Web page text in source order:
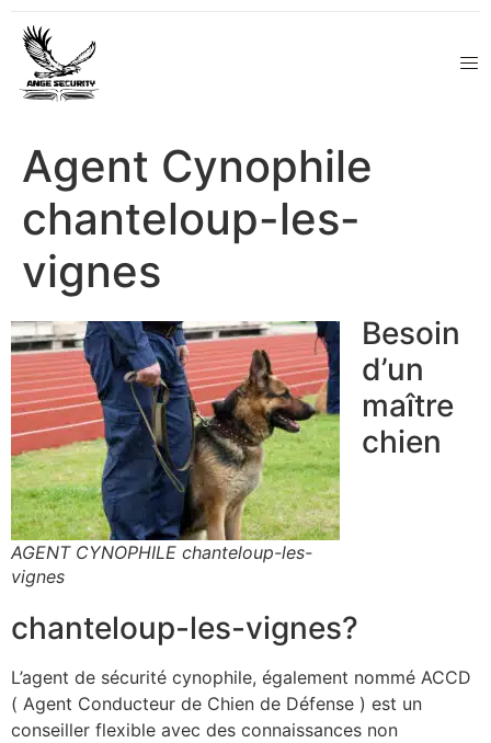
Agent Cynophile
chanteloup-les-
vignes
AGENT CYNOPHILE chanteloup-les-
vignes
Besoin
d’un
maître
chien
chanteloup-les-vignes?
L’agent de sécurité cynophile, également nommé ACCD
( Agent Conducteur de Chien de Défense ) est un
conseiller flexible avec des connaissances non